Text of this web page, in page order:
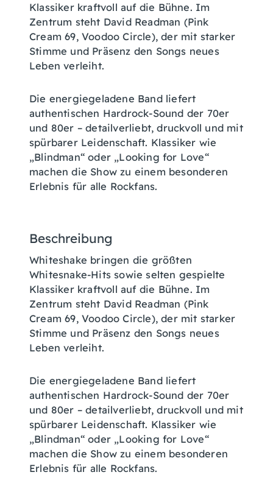
Klassiker kraftvoll auf die Bühne. Im
Zentrum steht David Readman (Pink
Cream 69, Voodoo Circle), der mit starker
Stimme und Präsenz den Songs neues
Leben verleiht.
Die energiegeladene Band liefert
authentischen Hardrock-Sound der 70er
und 80er – detailverliebt, druckvoll und mit
spürbarer Leidenschaft. Klassiker wie
„Blindman“ oder „Looking for Love“
machen die Show zu einem besonderen
Erlebnis für alle Rockfans.
Beschreibung
Whiteshake bringen die größten
Whitesnake-Hits sowie selten gespielte
Klassiker kraftvoll auf die Bühne. Im
Zentrum steht David Readman (Pink
Cream 69, Voodoo Circle), der mit starker
Stimme und Präsenz den Songs neues
Leben verleiht.
Die energiegeladene Band liefert
authentischen Hardrock-Sound der 70er
und 80er – detailverliebt, druckvoll und mit
spürbarer Leidenschaft. Klassiker wie
„Blindman“ oder „Looking for Love“
machen die Show zu einem besonderen
Erlebnis für alle Rockfans.